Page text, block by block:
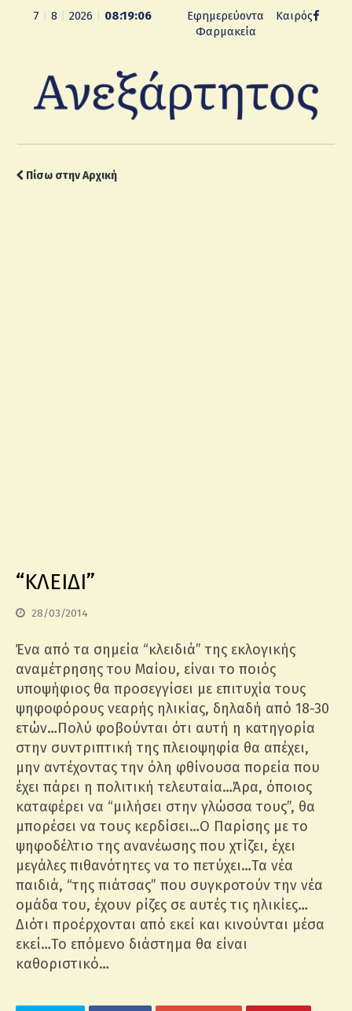
7 8 2026 08:19:07
Εφημερεύοντα
Φαρμακεία
Καιρός
Πίσω στην Αρχική
“ΚΛΕΙΔΙ”
28/03/2014
Ένα από τα σημεία “κλειδιά” της εκλογικής
αναμέτρησης του Μαίου, είναι το ποιός
υποψήφιος θα προσεγγίσει με επιτυχία τους
ψηφοφόρους νεαρής ηλικίας, δηλαδή από 18-30
ετών…Πολύ φοβούνται ότι αυτή η κατηγορία
στην συντριπτική της πλειοψηφία θα απέχει,
μην αντέχοντας την όλη φθίνουσα πορεία που
έχει πάρει η πολιτική τελευταία…Άρα, όποιος
καταφέρει να “μιλήσει στην γλώσσα τους”, θα
μπορέσει να τους κερδίσει…Ο Παρίσης με το
ψηφοδέλτιο της ανανέωσης που χτίζει, έχει
μεγάλες πιθανότητες να το πετύχει…Τα νέα
παιδιά, “της πιάτσας” που συγκροτούν την νέα
ομάδα του, έχουν ρίζες σε αυτές τις ηλικίες…
Διότι προέρχονται από εκεί και κινούνται μέσα
εκεί…Το επόμενο διάστημα θα είναι
καθοριστικό…